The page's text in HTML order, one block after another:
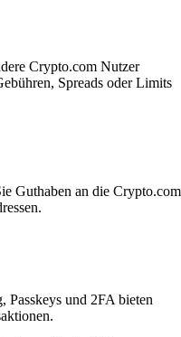
Crypto.com Nutzer
Spreads oder Limits
Guthaben an die Crypto.com
und 2FA bieten